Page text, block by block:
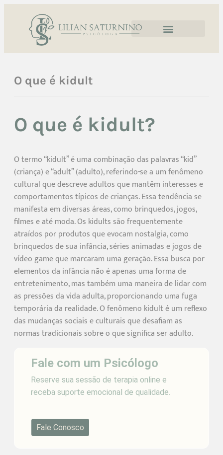
O que é kidult
O que é kidult?
O termo “kidult” é uma combinação das palavras “kid”
(criança) e “adult” (adulto), referindo-se a um fenômeno
cultural que descreve adultos que mantêm interesses e
comportamentos típicos de crianças. Essa tendência se
manifesta em diversas áreas, como brinquedos, jogos,
filmes e até moda. Os kidults são frequentemente
atraídos por produtos que evocam nostalgia, como
brinquedos de sua infância, séries animadas e jogos de
vídeo game que marcaram uma geração. Essa busca por
elementos da infância não é apenas uma forma de
entretenimento, mas também uma maneira de lidar com
as pressões da vida adulta, proporcionando uma fuga
temporária da realidade. O fenômeno kidult é um reflexo
das mudanças sociais e culturais que desafiam as
normas tradicionais sobre o que significa ser adulto.
Fale com um Psicólogo
Reserve sua sessão de terapia online e
receba suporte emocional de qualidade.
Fale Conosco